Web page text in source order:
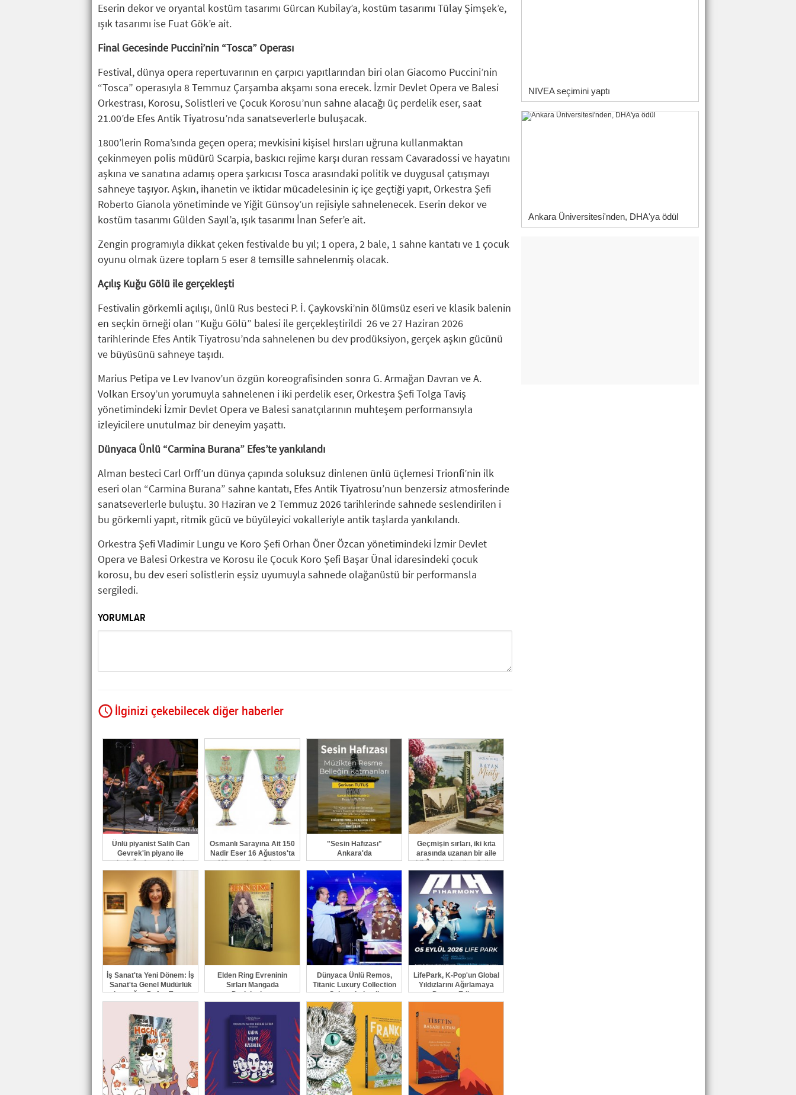
Eserin dekor ve oryantal kostüm tasarımı Gürcan Kubilay’a, kostüm tasarımı Tülay Şimşek’e,
ışık tasarımı ise Fuat Gök’e ait.
Final Gecesinde Puccini’nin “Tosca” Operası
Festival, dünya opera repertuvarının en çarpıcı yapıtlarından biri olan Giacomo Puccini’nin
“Tosca” operasıyla 8 Temmuz Çarşamba akşamı sona erecek. İzmir Devlet Opera ve Balesi
Orkestrası, Korosu, Solistleri ve Çocuk Korosu’nun sahne alacağı üç perdelik eser, saat
21.00’de Efes Antik Tiyatrosu’nda sanatseverlerle buluşacak.
1800’lerin Roma’sında geçen opera; mevkisini kişisel hırsları uğruna kullanmaktan
çekinmeyen polis müdürü Scarpia, baskıcı rejime karşı duran ressam Cavaradossi ve hayatını
aşkına ve sanatına adamış opera şarkıcısı Tosca arasındaki politik ve duygusal çatışmayı
sahneye taşıyor. Aşkın, ihanetin ve iktidar mücadelesinin iç içe geçtiği yapıt, Orkestra Şefi
Roberto Gianola yönetiminde ve Yiğit Günsoy’un rejisiyle sahnelenecek. Eserin dekor ve
kostüm tasarımı Gülden Sayıl’a, ışık tasarımı İnan Sefer’e ait.
Zengin programıyla dikkat çeken festivalde bu yıl; 1 opera, 2 bale, 1 sahne kantatı ve 1 çocuk
oyunu olmak üzere toplam 5 eser 8 temsille sahnelenmiş olacak.
Açılış Kuğu Gölü ile gerçekleşti
Festivalin görkemli açılışı, ünlü Rus besteci P. İ. Çaykovski’nin ölümsüz eseri ve klasik balenin
en seçkin örneği olan “Kuğu Gölü” balesi ile gerçekleştirildi 26 ve 27 Haziran 2026
tarihlerinde Efes Antik Tiyatrosu’nda sahnelenen bu dev prodüksiyon, gerçek aşkın gücünü
ve büyüsünü sahneye taşıdı.
Marius Petipa ve Lev Ivanov’un özgün koreografisinden sonra G. Armağan Davran ve A.
Volkan Ersoy’un yorumuyla sahnelenen i iki perdelik eser, Orkestra Şefi Tolga Taviş
yönetimindeki İzmir Devlet Opera ve Balesi sanatçılarının muhteşem performansıyla
izleyicilere unutulmaz bir deneyim yaşattı.
Dünyaca Ünlü “Carmina Burana” Efes’te yankılandı
Alman besteci Carl Orff’un dünya çapında soluksuz dinlenen ünlü üçlemesi Trionfi’nin ilk
eseri olan “Carmina Burana” sahne kantatı, Efes Antik Tiyatrosu’nun benzersiz atmosferinde
sanatseverlerle buluştu. 30 Haziran ve 2 Temmuz 2026 tarihlerinde sahnede seslendirilen i
bu görkemli yapıt, ritmik gücü ve büyüleyici vokalleriyle antik taşlarda yankılandı.
Orkestra Şefi Vladimir Lungu ve Koro Şefi Orhan Öner Özcan yönetimindeki İzmir Devlet
Opera ve Balesi Orkestra ve Korosu ile Çocuk Koro Şefi Başar Ünal idaresindeki çocuk
korosu, bu dev eseri solistlerin eşsiz uyumuyla sahnede olağanüstü bir performansla
sergiledi.
YORUMLAR
GÖNDER
İlginizi çekebilecek diğer haberler
Ünlü piyanist Salih Can
Gevrek'in piyano ile
yolculuğu Avrupa'da ritm
kazanıyor
Osmanlı Sarayına Ait 150
Nadir Eser 16 Ağustos'ta
Müzayedeye Çıkıyor
"Sesin Hafızası"
Ankara'da
Geçmişin sırları, iki kıta
arasında uzanan bir aile
hikâyesinde gün yüzüne
çıkıyor
İş Sanat'ta Yeni Dönem: İş
Sanat'ta Genel Müdürlük
bayrağını Defne Turaç
devraldı
Elden Ring Evreninin
Sırları Mangada
Derinleşiyor
Dünyaca Ünlü Remos,
Titanic Luxury Collection
Sahnesindeydi
LifePark, K-Pop'un Global
Yıldızlarını Ağırlamaya
Devam Ediyor
NIVEA seçimini yaptı
Ankara Üniversitesi'nden, DHA'ya ödül